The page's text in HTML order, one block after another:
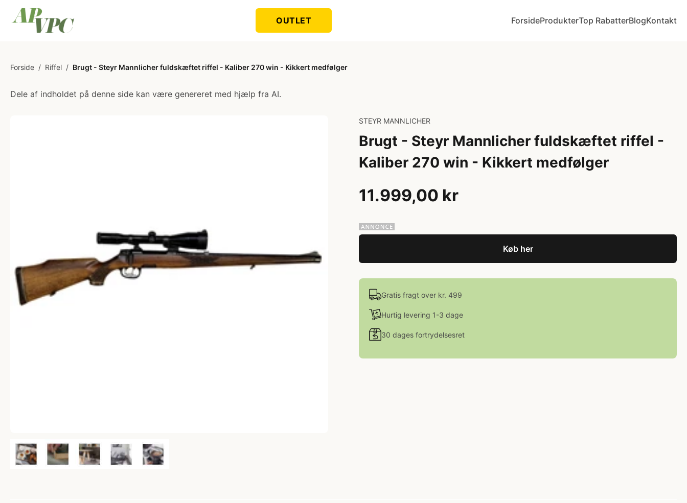
OUTLET ForsideProdukterTop RabatterBlogKontakt
Forside / Riffel / Brugt - Steyr Mannlicher fuldskæftet riffel - Kaliber 270 win - Kikkert medfølger
Dele af indholdet på denne side kan være genereret med hjælp fra AI.
STEYR MANNLICHER
Brugt - Steyr Mannlicher fuldskæftet riffel -
Kaliber 270 win - Kikkert medfølger
11.999,00 kr
Køb her
Gratis fragt over kr. 499
Hurtig levering 1-3 dage
30 dages fortrydelsesret